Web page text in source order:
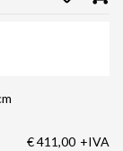
€ 411,00 +IVA